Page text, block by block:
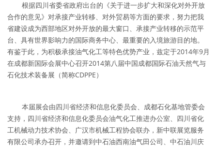
根据四川省委省政府出台的《关于进一步扩大和深化对外开放
合作的意见》对承接产业转移、对外贸易等方面的要求，努力把我
省建设成为西部地区对外开放的最大窗口、承接产业转移的示范平
台、具有世界影响力的国际商务中心、最重要的入境旅游目的地。
有鉴于此，为积极承接油气化工等特色优势产业，兹定于2014年9月
在成都新国际会展中心召开2014第八届中国成都国际石油天然气与
石化技术装备展（简称CDPPE）
本届展会由四川省经济和信息化委员会、成都石化基地管委会
支持，四川省经济和信息化委员会油气化工推进办公室、四川省化
工机械动力技术协会、广汉市机械工程协会联办，新中联展览服务
有限公司承办召开，并邀请到中石油西南油气田公司、中石油川庆